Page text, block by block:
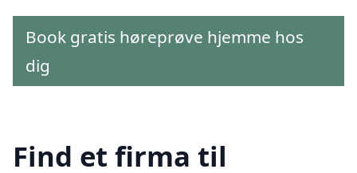
Book gratis høreprøve hjemme hos
dig
Find et firma til